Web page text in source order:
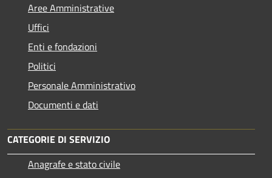
Aree Amministrative
Uffici
Enti e fondazioni
Politici
Personale Amministrativo
Documenti e dati
CATEGORIE DI SERVIZIO
Anagrafe e stato civile